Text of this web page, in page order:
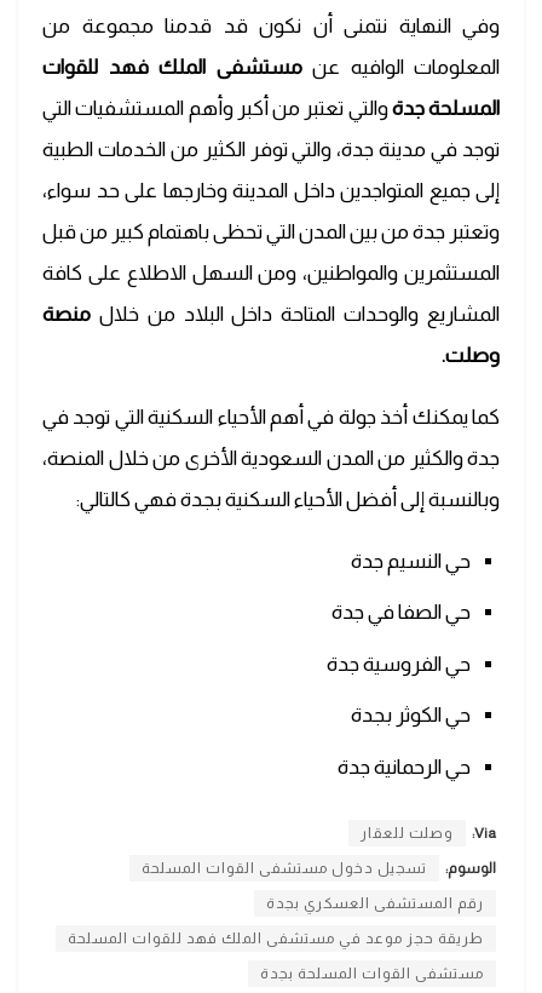
وفي النهاية نتمنى أن نكون قد قدمنا مجموعة من
المعلومات الوافيه عنمستشفى الملك فهد للقوات
المسلحة جدةوالتي تعتبر من أكبر وأهم المستشفيات التي
توجد في مدينة جدة، والتي توفر الكثير من الخدمات الطبية
إلى جميع المتواجدين داخل المدينة وخارجها على حد سواء،
وتعتبر جدة من بين المدن التي تحظى باهتمام كبير من قبل
المستثمرين والمواطنين، ومن السهل الاطلاع على كافة
المشاريع والوحدات المتاحة داخل البلاد من خلال منصة
وصلت.
كما يمكنك أخذ جولة في أهم الأحياء السكنية التي توجد في
جدة والكثير من المدن السعودية الأخرى من خلال المنصة،
وبالنسبة إلى أفضل الأحياء السكنية بجدة فهي كالتالي:
حي النسيم جدة
حي الصفا في جدة
حي الفروسية جدة
حي الكوثر بجدة
حي الرحمانية جدة
Via: وصلت للعقار
الوسوم: تسجيل دخول مستشفى القوات المسلحة
رقم المستشفى العسكري بجدة
طريقة حجز موعد في مستشفى الملك فهد للقوات المسلحة
مستشفى القوات المسلحة بجدة